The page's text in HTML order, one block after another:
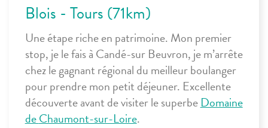
Blois - Tours (71km)
Une étape riche en patrimoine. Mon premier
stop, je le fais à Candé-sur Beuvron, je m’arrête
chez le gagnant régional du meilleur boulanger
pour prendre mon petit déjeuner. Excellente
découverte avant de visiter le superbe Domaine
deChaumont-sur-Loire.